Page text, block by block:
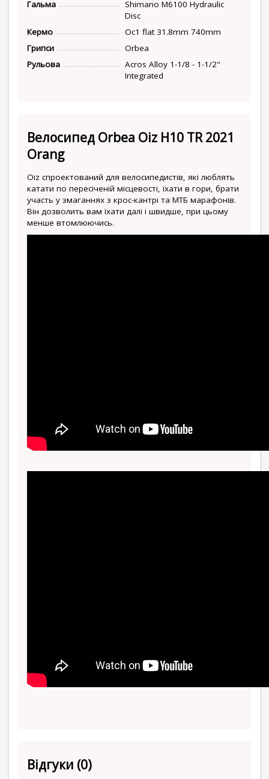
Гальма
Shimano M6100 Hydraulic
Disc
Кермо
Oc1 flat 31.8mm 740mm
Грипси
Orbea
Рульова
Acros Alloy 1-1/8 - 1-1/2"
Integrated
Велосипед Orbea Oiz H10 TR 2021
Orang
Oiz спроектований для велосипедистів, які люблять
катати по пересіченій місцевості, їхати в гори, брати
участь у змаганнях з крос-кантрі та МТБ марафонів.
Він дозволить вам їхати далі і швидше, при цьому
менше втомлюючись.
Відгуки (0)